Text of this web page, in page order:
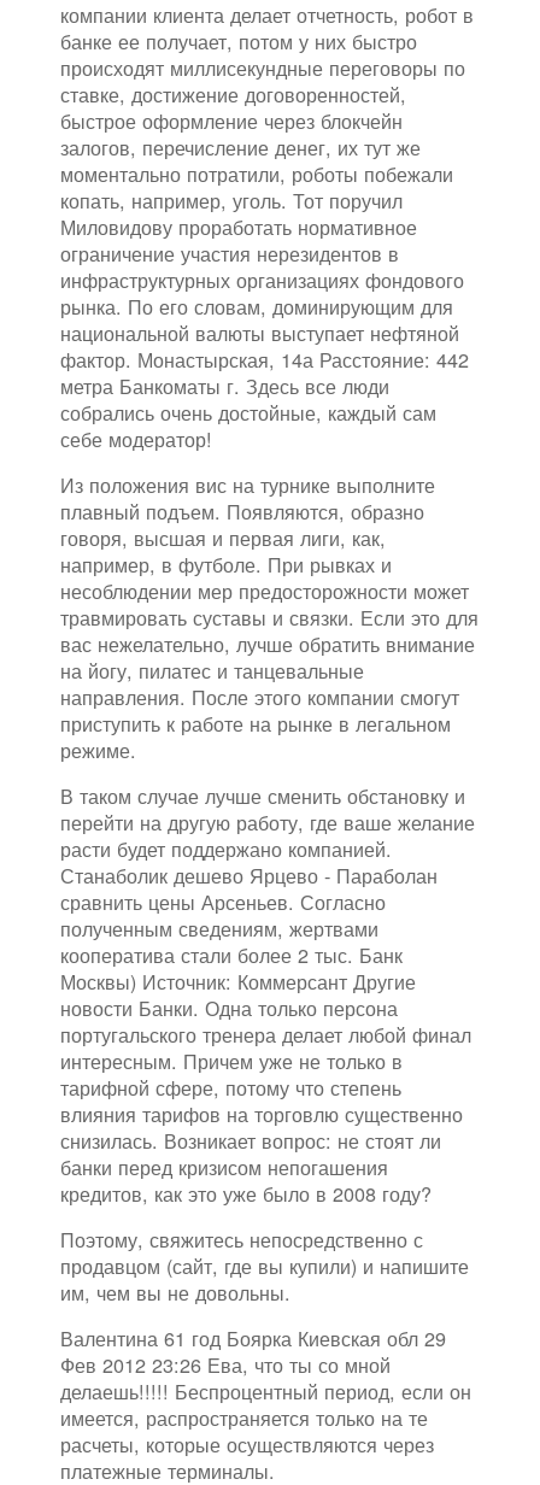
компании клиента делает отчетность, робот в
банке ее получает, потом у них быстро
происходят миллисекундные переговоры по
ставке, достижение договоренностей,
быстрое оформление через блокчейн
залогов, перечисление денег, их тут же
моментально потратили, роботы побежали
копать, например, уголь. Тот поручил
Миловидову проработать нормативное
ограничение участия нерезидентов в
инфраструктурных организациях фондового
рынка. По его словам, доминирующим для
национальной валюты выступает нефтяной
фактор. Монастырская, 14а Расстояние: 442
метра Банкоматы г. Здесь все люди
собрались очень достойные, каждый сам
себе модератор!
Из положения вис на турнике выполните
плавный подъем. Появляются, образно
говоря, высшая и первая лиги, как,
например, в футболе. При рывках и
несоблюдении мер предосторожности может
травмировать суставы и связки. Если это для
вас нежелательно, лучше обратить внимание
на йогу, пилатес и танцевальные
направления. После этого компании смогут
приступить к работе на рынке в легальном
режиме.
В таком случае лучше сменить обстановку и
перейти на другую работу, где ваше желание
расти будет поддержано компанией.
Станаболик дешево Ярцево - Параболан
сравнить цены Арсеньев. Согласно
полученным сведениям, жертвами
кооператива стали более 2 тыс. Банк
Москвы) Источник: Коммерсант Другие
новости Банки. Одна только персона
португальского тренера делает любой финал
интересным. Причем уже не только в
тарифной сфере, потому что степень
влияния тарифов на торговлю существенно
снизилась. Возникает вопрос: не стоят ли
банки перед кризисом непогашения
кредитов, как это уже было в 2008 году?
Поэтому, свяжитесь непосредственно с
продавцом (сайт, где вы купили) и напишите
им, чем вы не довольны.
Валентина 61 год Боярка Киевская обл 29
Фев 2012 23:26 Ева, что ты со мной
делаешь!!!!! Беспроцентный период, если он
имеется, распространяется только на те
расчеты, которые осуществляются через
платежные терминалы.